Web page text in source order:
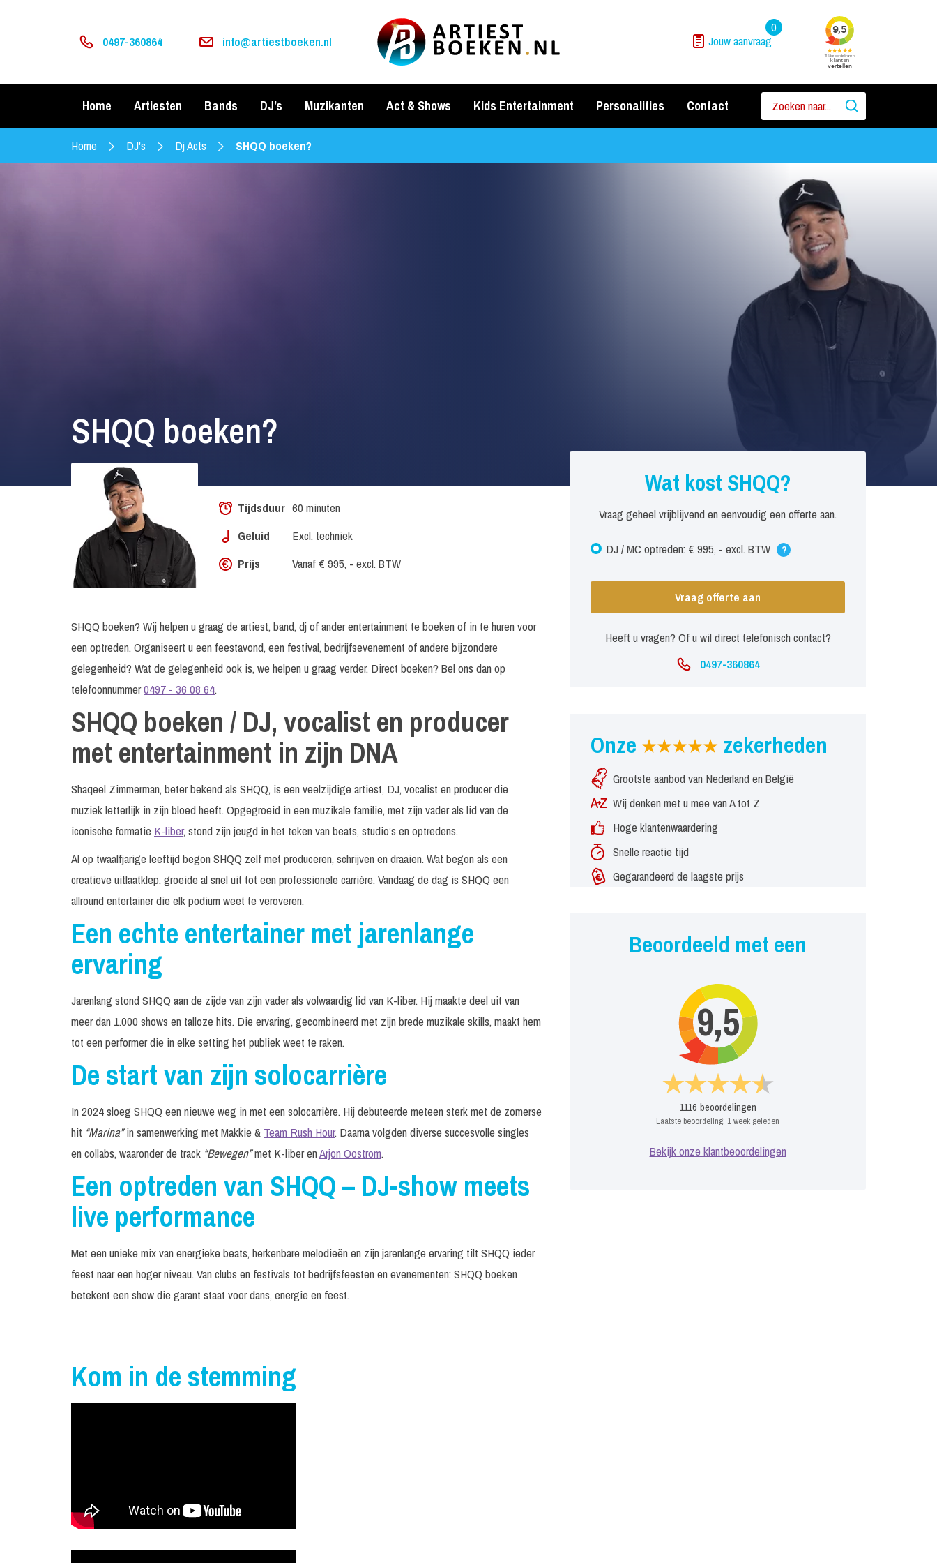
0497-360864 info@artiestboeken.nl Jouw aanvraag
0
Home Artiesten Bands DJ’s Muzikanten Act & Shows Kids Entertainment Personalities Contact
Home DJ's Dj Acts SHQQ boeken?
SHQQ boeken?
Tijdsduur 60 minuten
Geluid
Excl. techniek
Prijs
Vanaf € 995, - excl. BTW
SHQQ boeken? Wij helpen u graag de artiest, band, dj of ander entertainment te boeken of in te huren voor
een optreden. Organiseert u een feestavond, een festival, bedrijfsevenement of andere bijzondere
gelegenheid? Wat de gelegenheid ook is, we helpen u graag verder. Direct boeken? Bel ons dan op
telefoonnummer0497 - 36 08 64.
SHQQ boeken / DJ, vocalist en producer
met entertainment in zijn DNA
Shaqeel Zimmerman, beter bekend als SHQQ, is een veelzijdige artiest, DJ, vocalist en producer die
muziek letterlijk in zijn bloed heeft. Opgegroeid in een muzikale familie, met zijn vader als lid van de
iconische formatie K-liber, stond zijn jeugd in het teken van beats, studio’s en optredens.
Al op twaalfjarige leeftijd begon SHQQ zelf met produceren, schrijven en draaien. Wat begon als een
creatieve uitlaatklep, groeide al snel uit tot een professionele carrière. Vandaag de dag is SHQQ een
allround entertainer die elk podium weet te veroveren.
Een echte entertainer met jarenlange
ervaring
Jarenlang stond SHQQ aan de zijde van zijn vader als volwaardig lid van K-liber. Hij maakte deel uit van
meer dan 1.000 shows en talloze hits. Die ervaring, gecombineerd met zijn brede muzikale skills, maakt hem
tot een performer die in elke setting het publiek weet te raken.
De start van zijn solocarrière
In 2024 sloeg SHQQ een nieuwe weg in met een solocarrière. Hij debuteerde meteen sterk met de zomerse
hit “Marina”in samenwerking met Makkie & Team Rush Hour. Daarna volgden diverse succesvolle singles
en collabs, waaronder de track “Bewegen”met K-liber enArjon Oostrom.
Een optreden van SHQQ – DJ-show meets
live performance
Met een unieke mix van energieke beats, herkenbare melodieën en zijn jarenlange ervaring tilt SHQQ ieder
feest naar een hoger niveau. Van clubs en festivals tot bedrijfsfeesten en evenementen: SHQQ boeken
betekent een show die garant staat voor dans, energie en feest.
Kom in de stemming
Wat kost SHQQ?
Vraag geheel vrijblijvend en eenvoudig een offerte aan.
DJ / MC optreden: € 995, - excl. BTW ?
Vraag offerte aan
Heeft u vragen? Of u wil direct telefonisch contact?
0497-360864
Onze zekerheden
Grootste aanbod van Nederland en België
Wij denken met u mee van A tot Z
Hoge klantenwaardering
Snelle reactie tijd
Gegarandeerd de laagste prijs
Beoordeeld met een
9,5
1116 beoordelingen
Laatste beoordeling: 1 week geleden
Bekijk onze klantbeoordelingen